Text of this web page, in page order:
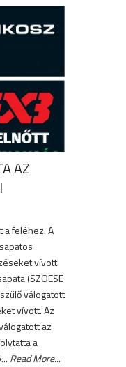
AZ
a feléhez. A
vívott
(SZOESE
válogatott
vívott. Az
az
a
Read More...